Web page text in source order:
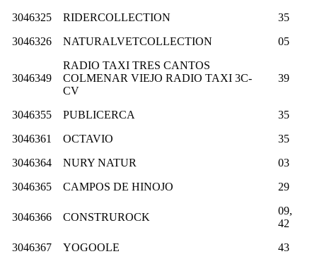
3046325
RIDERCOLLECTION
35
3046326
NATURALVETCOLLECTION 05
3046349
RADIO TAXI TRES CANTOS
COLMENAR VIEJO RADIO TAXI 3C-
CV
39
3046355 PUBLICERCA
35
3046361
OCTAVIO
35
3046364
NURY NATUR
03
3046365
CAMPOS DE HINOJO 29
3046366 CONSTRUROCK
09,
42
3046367
YOGOOLE 43